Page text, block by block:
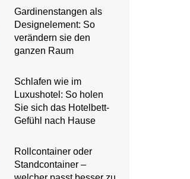
Gardinenstangen als
Designelement: So
verändern sie den
ganzen Raum
Schlafen wie im
Luxushotel: So holen
Sie sich das Hotelbett-
Gefühl nach Hause
Rollcontainer oder
Standcontainer –